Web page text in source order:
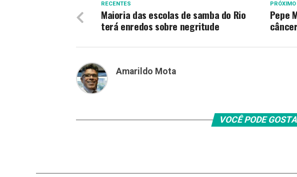
PRÓXIMO
Pepe
RECENTES
Maioria das escolas de samba do Rio
terá enredos sobre negritude
Amarildo Mota
VOCÊ PODE